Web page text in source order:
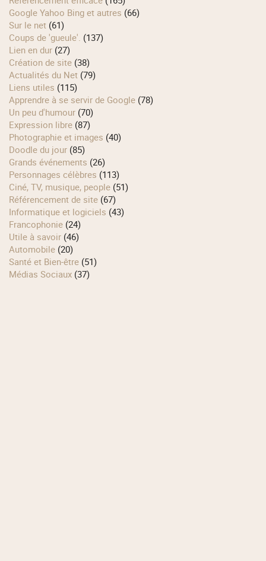
Google Yahoo Bing et autres (66)
Sur le net (61)
Coups de 'gueule'. (137)
Lien en dur (27)
Création de site (38)
Actualités du Net (79)
Liens utiles (115)
Apprendre à se servir de Google (78)
Un peu d'humour (70)
Expression libre (87)
Photographie et images (40)
Doodle du jour (85)
Grands événements (26)
Personnages célèbres (113)
Ciné, TV, musique, people (51)
Référencement de site (67)
Informatique et logiciels (43)
Francophonie (24)
Utile à savoir (46)
Automobile (20)
Santé et Bien-être (51)
Médias Sociaux (37)